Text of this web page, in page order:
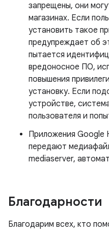
запрещены, они
магазинах. Если
установить такое
предупреждает об
пытается
вредоносное ПО,
повышения
установку. Если
устройстве,
пользователя и
Приложения Google
передают
mediaserver,
Благодарности
Благодарим всех, кто